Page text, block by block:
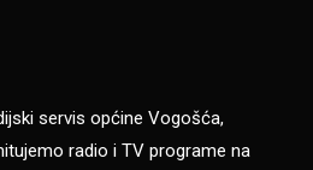
servis općine Vogošća,
radio i TV programe na